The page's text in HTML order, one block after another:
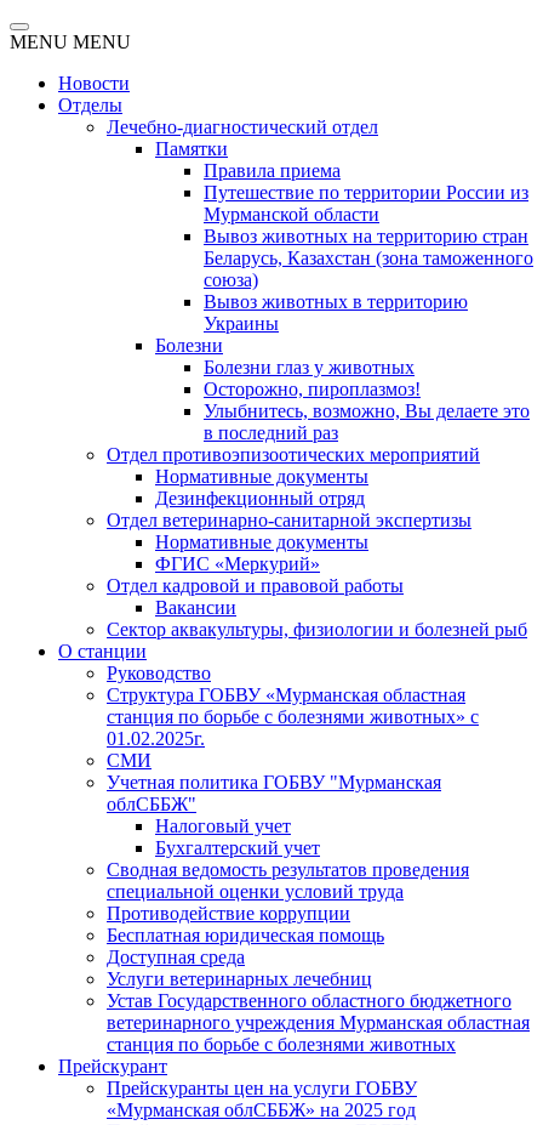
MENU MENU
Новости
Отделы
Лечебно-диагностический отдел
Памятки
Правила приема
Путешествие по территории России из
Мурманской области
Вывоз животных на территорию стран
Беларусь, Казахстан (зона таможенного
союза)
Вывоз животных в территорию
Украины
Болезни
Болезни глаз у животных
Осторожно, пироплазмоз!
Улыбнитесь, возможно, Вы делаете это
в последний раз
Отдел противоэпизоотических мероприятий
Нормативные документы
Дезинфекционный отряд
Отдел ветеринарно-санитарной экспертизы
Нормативные документы
ФГИС «Меркурий»
Отдел кадровой и правовой работы
Вакансии
Сектор аквакультуры, физиологии и болезней рыб
О станции
Руководство
Структура ГОБВУ «Мурманская областная
станция по борьбе с болезнями животных» c
01.02.2025г.
СМИ
Учетная политика ГОБВУ "Мурманская
облСББЖ"
Налоговый учет
Бухгалтерский учет
Сводная ведомость результатов проведения
специальной оценки условий труда
Противодействие коррупции
Бесплатная юридическая помощь
Доступная среда
Услуги ветеринарных лечебниц
Устав Государственного областного бюджетного
ветеринарного учреждения Мурманская областная
станция по борьбе с болезнями животных
Прейскурант
Прейскуранты цен на услуги ГОБВУ
«Мурманская облСББЖ» на 2025 год